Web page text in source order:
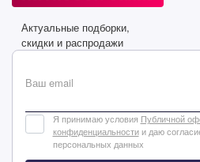
Актуальные подборки,
скидки и распродажи
Ваш email
Я принимаю условия Публичной
конфиденциальностии даю
персональных данных